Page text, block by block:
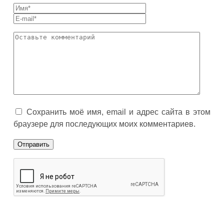
Сохранить моё имя, email и адрес сайта в этом
браузере для последующих моих комментариев.